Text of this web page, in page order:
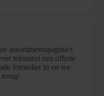
assortimentspagina's
tekstueel een offerte
formulier in en we